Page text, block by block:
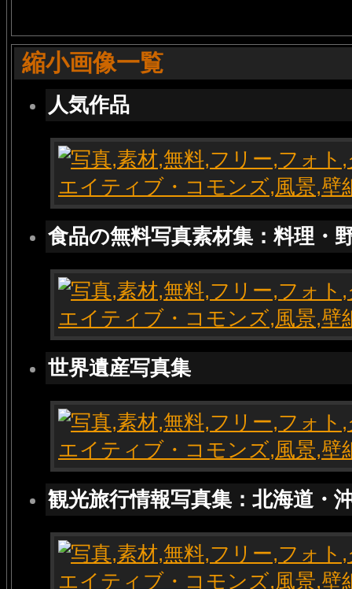
縮小画像一覧
人気作品
食品の無料写真素材集：料理・
世界遺産写真集
観光旅行情報写真集：北海道・